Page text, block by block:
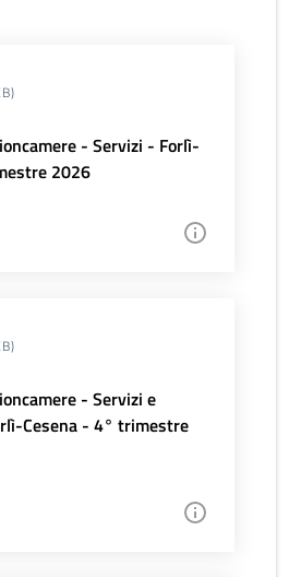
- Servizi - Forlì-
2026
- Servizi e
Cesena - 4° trimestre